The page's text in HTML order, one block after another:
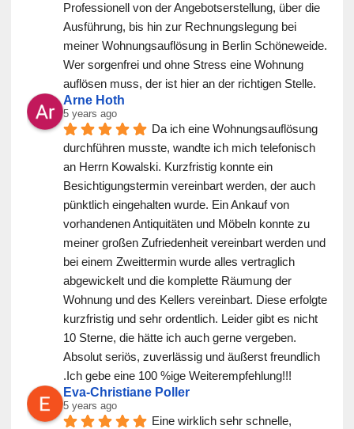
Professionell von der Angebotserstellung, über die
Ausführung, bis hin zur Rechnungslegung bei
meiner Wohnungsauflösung in Berlin Schöneweide.
Wer sorgenfrei und ohne Stress eine Wohnung
auflösen muss, der ist hier an der richtigen Stelle.
Arne Hoth
5 years ago
Da ich eine Wohnungsauflösung
durchführen musste, wandte ich mich telefonisch
an Herrn Kowalski. Kurzfristig konnte ein
Besichtigungstermin vereinbart werden, der auch
pünktlich eingehalten wurde. Ein Ankauf von
vorhandenen Antiquitäten und Möbeln konnte zu
meiner großen Zufriedenheit vereinbart werden und
bei einem Zweittermin wurde alles vertraglich
abgewickelt und die komplette Räumung der
Wohnung und des Kellers vereinbart. Diese erfolgte
kurzfristig und sehr ordentlich. Leider gibt es nicht
10 Sterne, die hätte ich auch gerne vergeben.
Absolut seriös, zuverlässig und äußerst freundlich
.Ich gebe eine 100 %ige Weiterempfehlung!!!
Eva-Christiane Poller
5 years ago
Eine wirklich sehr schnelle,